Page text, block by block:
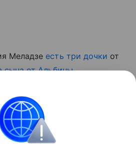
Меладзе есть три дочки от
сына от Альбины
стал дедушкой в девятый